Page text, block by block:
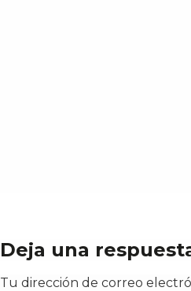
Deja una
Tu dirección de correo